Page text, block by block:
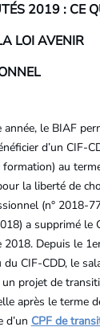
2019 : CE
LOI AVENIR
année, le BIAF
d’un CIF-
au
la liberté de
(n° 2018-
a supprimé le
2018. Depuis le
du CIF-CDD, le
projet de
après le terme
d’un CPF de